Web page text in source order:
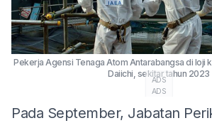
Pekerja Agensi Tenaga Atom Antarabangsa di loji
Daiichi, sekitar tahun 2023
ADS
ADS
Pada September, Jabatan